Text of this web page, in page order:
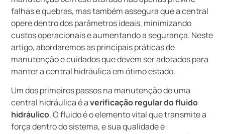
falhas e quebras, mas também assegura que a central
opere dentro dos parâmetros ideais, minimizando
custos operacionais e aumentando a segurança. Neste
artigo, abordaremos as principais práticas de
manutenção e cuidados que devem ser adotados para
manter a central hidráulica em ótimo estado.
Um dos primeiros passos na manutenção de uma
central hidráulica é averificação regular do fluido
hidráulico. O fluido é o elemento vital que transmite a
força dentro do sistema, e sua qualidade é